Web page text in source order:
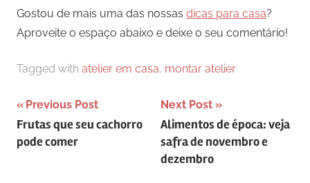
Gostou de mais uma das nossas dicas para casa?
Aproveite o espaço abaixo e deixe o seu comentário!
Tagged with atelier em casa, montar atelier
Navegação
de
Previous Post
Frutas que seu cachorro
pode comer
Next Post
Alimentos de época: veja
safra de novembro e
dezembro